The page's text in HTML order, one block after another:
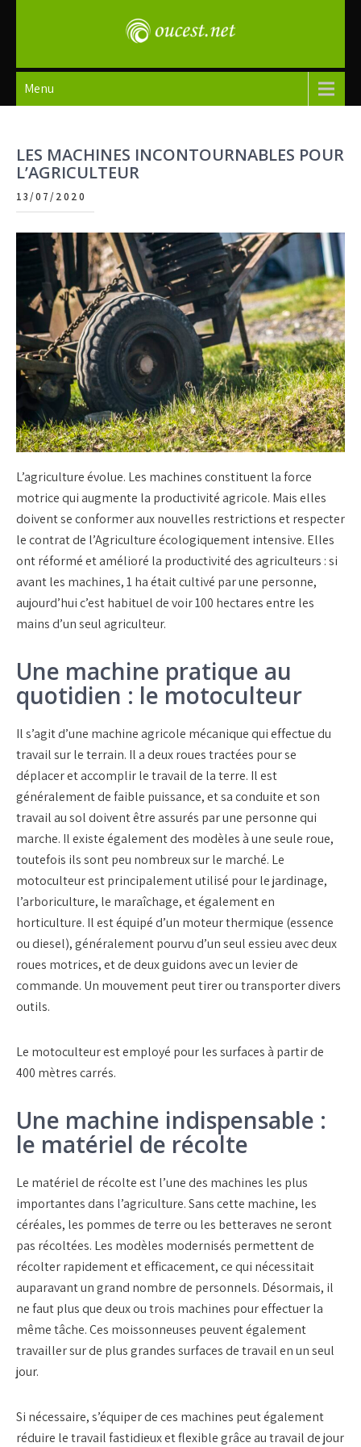
oucest
Menu
LES MACHINES INCONTOURNABLES POUR
L’AGRICULTEUR
13/07/2020
L’agriculture évolue. Les machines constituent la force
motrice qui augmente la productivité agricole. Mais elles
doivent se conformer aux nouvelles restrictions et respecter
le contrat de l’Agriculture écologiquement intensive. Elles
ont réformé et amélioré la productivité des agriculteurs : si
avant les machines, 1 ha était cultivé par une personne,
aujourd’hui c’est habituel de voir 100 hectares entre les
mains d’un seul agriculteur.
Une machine pratique au
quotidien : le motoculteur
Il s’agit d’une machine agricole mécanique qui effectue du
travail sur le terrain. Il a deux roues tractées pour se
déplacer et accomplir le travail de la terre. Il est
généralement de faible puissance, et sa conduite et son
travail au sol doivent être assurés par une personne qui
marche. Il existe également des modèles à une seule roue,
toutefois ils sont peu nombreux sur le marché. Le
motoculteur est principalement utilisé pour le jardinage,
l’arboriculture, le maraîchage, et également en
horticulture. Il est équipé d’un moteur thermique (essence
ou diesel), généralement pourvu d’un seul essieu avec deux
roues motrices, et de deux guidons avec un levier de
commande. Un mouvement peut tirer ou transporter divers
outils.
Le motoculteur est employé pour les surfaces à partir de
400 mètres carrés.
Une machine indispensable :
le matériel de récolte
Le matériel de récolte est l’une des machines les plus
importantes dans l’agriculture. Sans cette machine, les
céréales, les pommes de terre ou les betteraves ne seront
pas récoltées. Les modèles modernisés permettent de
récolter rapidement et efficacement, ce qui nécessitait
auparavant un grand nombre de personnels. Désormais, il
ne faut plus que deux ou trois machines pour effectuer la
même tâche. Ces moissonneuses peuvent également
travailler sur de plus grandes surfaces de travail en un seul
jour.
Si nécessaire, s’équiper de ces machines peut également
réduire le travail fastidieux et flexible grâce au travail de jour